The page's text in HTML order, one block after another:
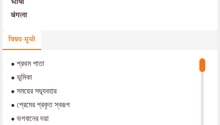
भाषा
बंगला
विषय-सूची
• প্রথম পাতা
• ভূমিকা
• সময়ের সদ্ব্যবহার
• প্রেমের প্রকৃত স্বরূপ
• ভগবানের দয়া